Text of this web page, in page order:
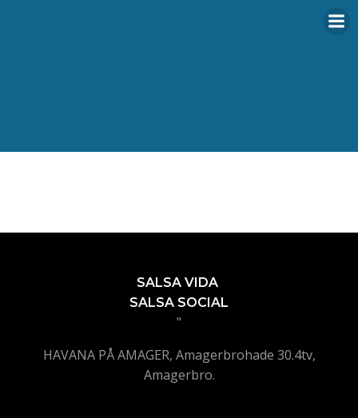
SALSA VIDA
SALSA SOCIAL
"
HAVANA PÅ AMAGER, Amagerbrohade 30.4tv,
Amagerbro.